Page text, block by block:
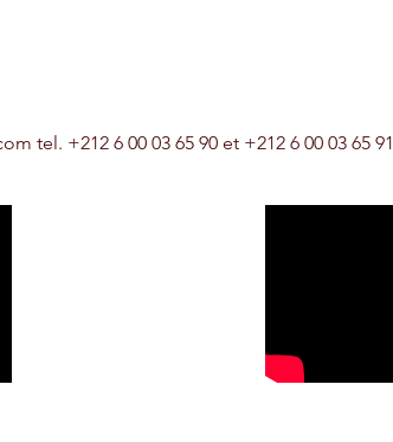
tel. +212 6 00 03 65 90 et +212 6 00 03 65 91